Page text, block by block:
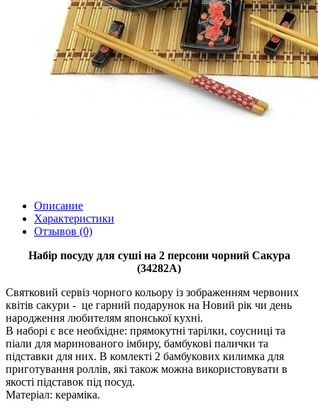
Описание
Характеристики
Отзывов (0)
Набір посуду для суші на 2 персони чорний Сакура
(34282A)
Святковий сервіз чорного кольору із зображенням червоних
квітів сакури - це гарний подарунок на Новий рік чи день
народження любителям японської кухні.
В наборі є все необхідне: прямокутні тарілки, соусниці та
піали для маринованого імбиру, бамбукові палички та
підставки для них. В комлекті 2 бамбукових килимка для
приготування роллів, які також можна використовувати в
якості підставок під посуд.
Матеріал: кераміка.